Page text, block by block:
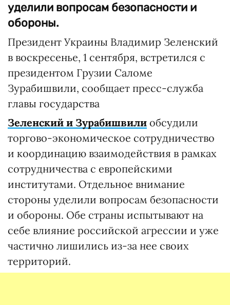
уделили вопросам безопасности и
обороны.
Президент Украины Владимир Зеленский
в воскресенье, 1 сентября, встретился с
президентом Грузии Саломе
Зурабишвили, сообщает пресс-служба
главы государства
Зеленский и Зурабишвили обсудили
торгово-экономическое сотрудничество
и координацию взаимодействия в рамках
сотрудничества с европейскими
институтами. Отдельное внимание
стороны уделили вопросам безопасности
и обороны. Обе страны испытывают на
себе влияние российской агрессии и уже
частично лишились из-за нее своих
территорий.